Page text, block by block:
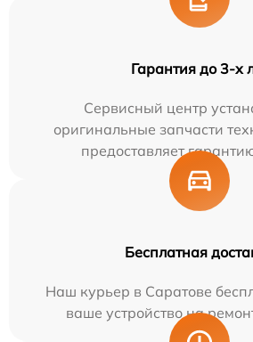
Гарантия до 3-х
Сервисный центр
оригинальные запчасти
предоставляет
Бесплатная
Наш курьер в Саратове
ваше устройство на